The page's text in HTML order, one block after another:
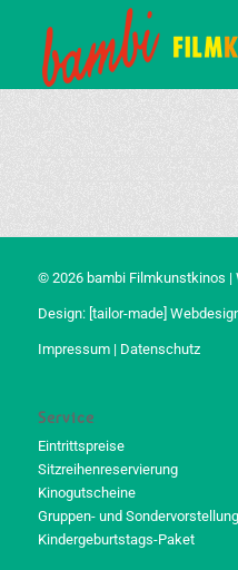
© 2026 bambi Filmkunstkinos |
Design: [tailor-made]
Impressum| Datenschutz
Service
Eintrittspreise
Sitzreihenreservierung
Kinogutscheine
Gruppen- und
Kindergeburtstags-Paket